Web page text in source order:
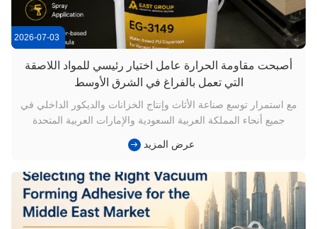
2026-07-03
أصبحت مقاومة الحرارة عامل اختيار رئيسي للمواد اللاصقة
التي تعمل بالفراغ في الشرق الأوسط
مع استمرار توسع صناعة الأثاث وإنتاج الخزانات والديكور الداخلي في
جميع أنحاء المملكة العربية السعودية والإمارات العربية المتحدة
معتمدة على نطاق واسع لإنتاج أبواب الخزانات وخزائن الملابس
عرض المزيد